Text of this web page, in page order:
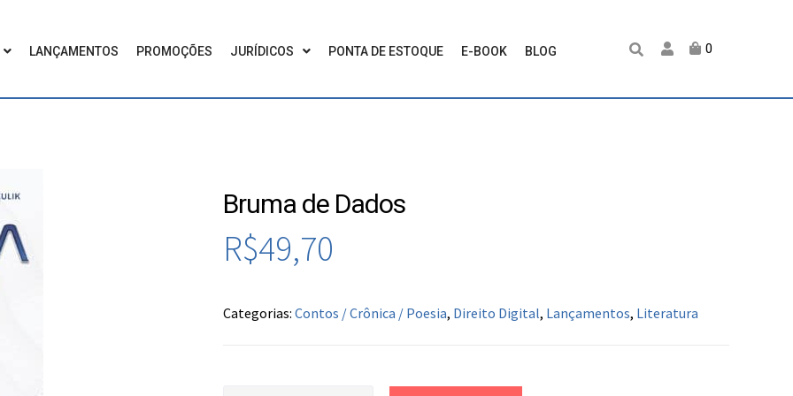
LANÇAMENTOS PROMOÇÕES JURÍDICOS PONTA DE ESTOQUE E-BOOK BLOG 0
Bruma de Dados
R$49,70
Categorias: Contos / Crônica / Poesia, Direito Digital, Lançamentos, Literatura